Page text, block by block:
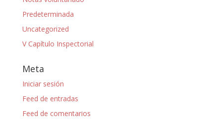
Predeterminada
Uncategorized
V Capítulo Inspectorial
Meta
Iniciar sesión
Feed de entradas
Feed de comentarios